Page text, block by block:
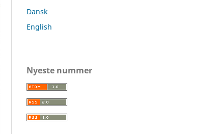
Dansk
English
Nyeste nummer